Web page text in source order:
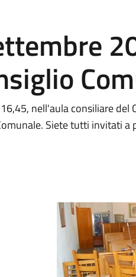
nell'aula consiliare del
Siete tutti invitati a